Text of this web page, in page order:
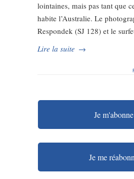
lointaines, mais pas tant que
habite l’Australie. Le
Respondek (SJ 128) et le
Lire la suite →
Je m'abonne
Je me